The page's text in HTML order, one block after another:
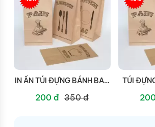
IN ẤN TÚI ĐỰNG BÁNH BAO
200 đ 350 đ
TÚI